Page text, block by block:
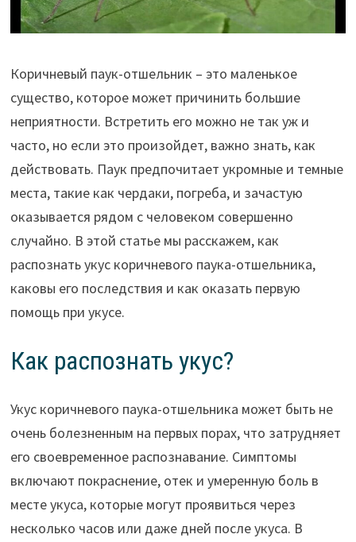
Коричневый паук-отшельник – это маленькое
существо, которое может причинить большие
неприятности. Встретить его можно не так уж и
часто, но если это произойдет, важно знать, как
действовать. Паук предпочитает укромные и темные
места, такие как чердаки, погреба, и зачастую
оказывается рядом с человеком совершенно
случайно. В этой статье мы расскажем, как
распознать укус коричневого паука-отшельника,
каковы его последствия и как оказать первую
помощь при укусе.
Как распознать укус?
Укус коричневого паука-отшельника может быть не
очень болезненным на первых порах, что затрудняет
его своевременное распознавание. Симптомы
включают покраснение, отек и умеренную боль в
месте укуса, которые могут проявиться через
несколько часов или даже дней после укуса. В